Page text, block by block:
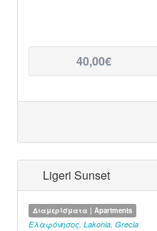
40,00€
Ligeri Sunset
Διαμερίσματα | Apartments
Ελαφόνησος, Lakonia, Grecia